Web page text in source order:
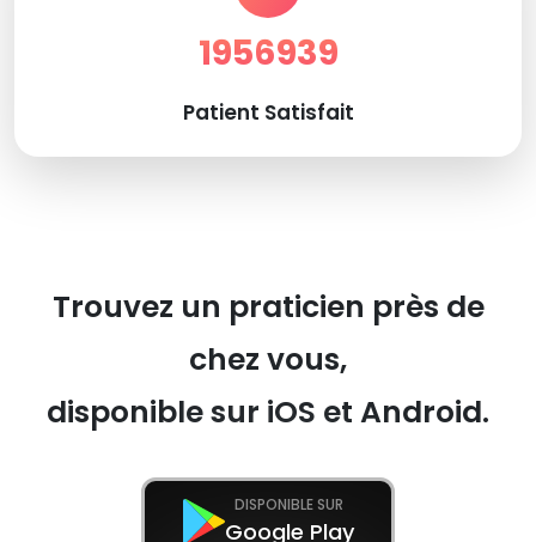
1956939
Patient Satisfait
Trouvez un praticien près de
chez vous,
disponible sur iOS et Android.
DISPONIBLE SUR
Google Play